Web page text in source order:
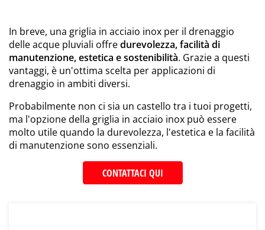
In breve, una griglia in acciaio inox per il drenaggio
delle acque pluviali offredurevolezza, facilità di
manutenzione, estetica e sostenibilità. Grazie a questi
vantaggi, è un'ottima scelta per applicazioni di
drenaggio in ambiti diversi.
Probabilmente non ci sia un castello tra i tuoi progetti,
ma l'opzione della griglia in acciaio inox può essere
molto utile quando la durevolezza, l'estetica e la facilità
di manutenzione sono essenziali.
CONTATTACI QUI